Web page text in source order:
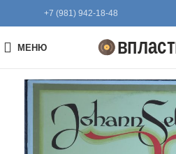
+7 (981) 942-18-48
МЕНЮ